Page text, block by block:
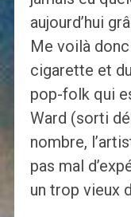
aujourd’hui
Me voilà
cigarette et
pop-folk qui
Ward (sorti
nombre,
pas mal
un trop vieux